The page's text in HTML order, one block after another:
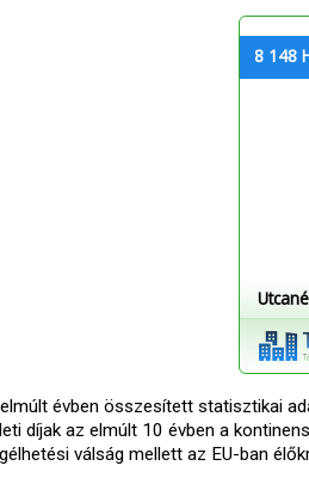
8 148
évben összesített statisztikai
díjak az elmúlt 10 évben a
válság mellett az EU-ban